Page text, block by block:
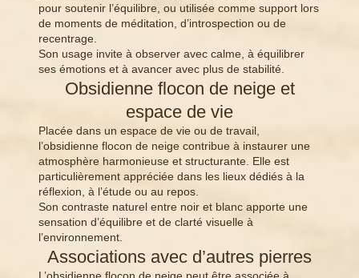
pour soutenir l’équilibre, ou utilisée comme support lors
de moments de méditation, d’introspection ou de
recentrage.
Son usage invite à observer avec calme, à équilibrer
ses émotions et à avancer avec plus de stabilité.
Obsidienne flocon de neige et
espace de vie
Placée dans un espace de vie ou de travail,
l’obsidienne flocon de neige contribue à instaurer une
atmosphère harmonieuse et structurante. Elle est
particulièrement appréciée dans les lieux dédiés à la
réflexion, à l’étude ou au repos.
Son contraste naturel entre noir et blanc apporte une
sensation d’équilibre et de clarté visuelle à
l’environnement.
Associations avec d’autres pierres